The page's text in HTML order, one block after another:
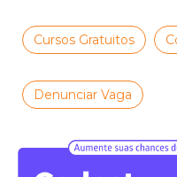
Cursos Gratuitos
Denunciar Vaga